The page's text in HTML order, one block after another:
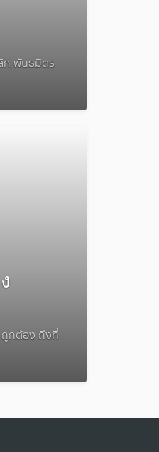
ก พันธมิตร
ถูกต้อง ถึงที่